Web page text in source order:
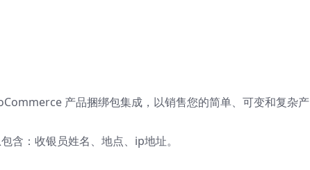
产品捆绑包集成，以销售您的简单、可变和复杂产
：收银员姓名、地点、ip地址。